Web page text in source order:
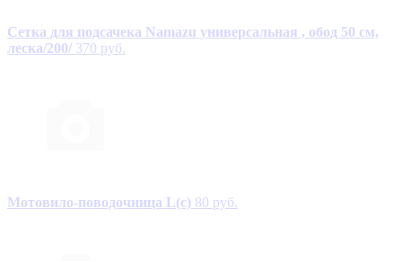
Сетка для подсачека Namazu универсальная , обод 50 см,
леска/200/ 370 руб.
Мотовило-поводочница L(с) 80 руб.